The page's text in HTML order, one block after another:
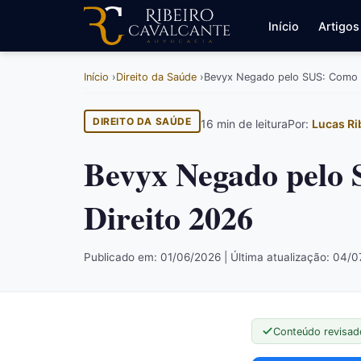
Início Artigos
Início Direito da Saúde Bevyx Negado pelo SUS:
DIREITO DA SAÚDE 16 min de leituraPor: Lucas
Bevyx Negado
Direito 2026
Publicado em: 01/06/2026 | Última atualização: 04/
Conteúdo